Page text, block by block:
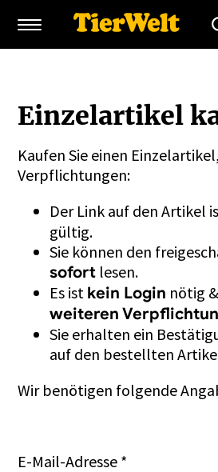
Einzelartikel
Kaufen Sie einen
Verpflichtungen:
Der Link auf den Artikel
gültig.
Sie können den
sofort lesen.
Es ist kein Login nötig
weiteren
Sie erhalten ein
auf den bestellten
Wir benötigen folgende
E-Mail-Adresse *